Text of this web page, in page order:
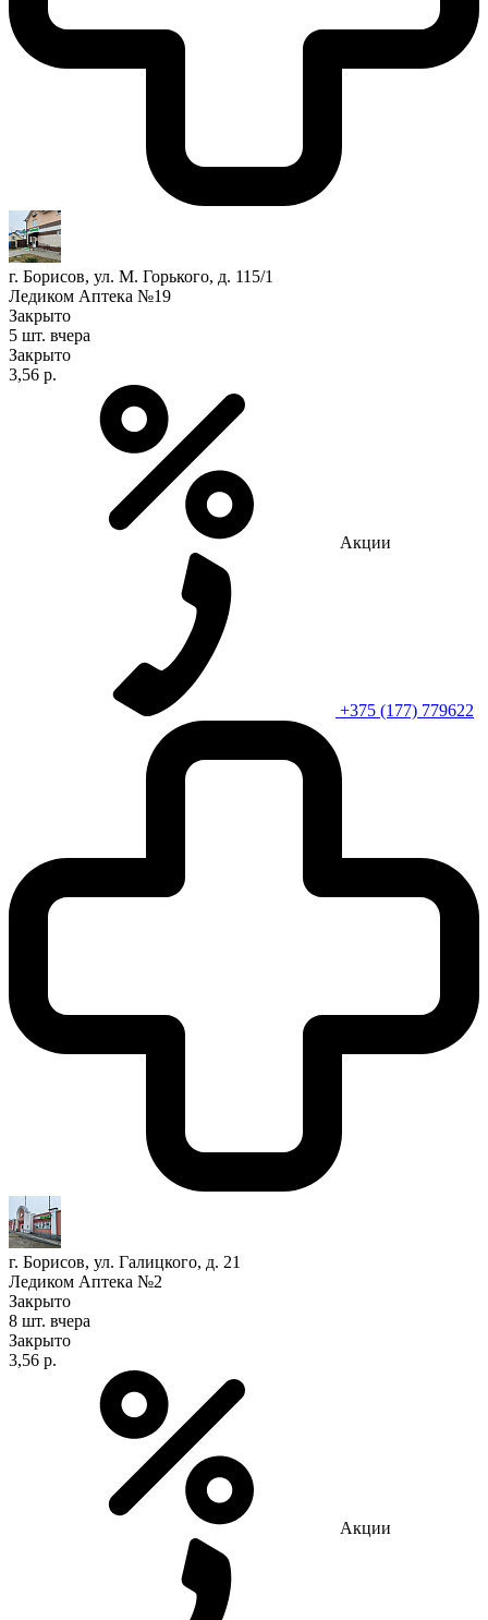
г. Борисов, ул. М. Горького, д. 115/1
Ледиком Аптека №19
Закрыто
5 шт. вчера
Закрыто
3,56 р.
Акции
+375 (177) 779622
г. Борисов, ул. Галицкого, д. 21
Ледиком Аптека №2
Закрыто
8 шт. вчера
Закрыто
3,56 р.
Акции